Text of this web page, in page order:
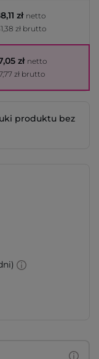
zł netto
zł brutto
zł netto
zł brutto
produktu bez